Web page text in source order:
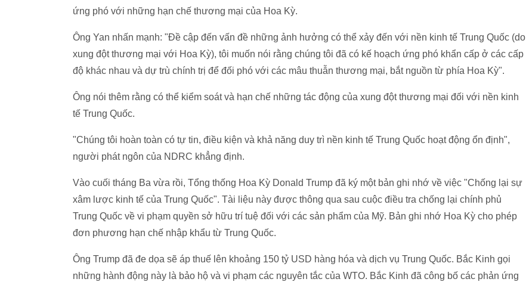
ứng phó với những hạn chế thương mại của Hoa Kỳ.
Ông Yan nhấn mạnh: "Đề cập đến vấn đề những ảnh hưởng có thể xảy đến với nền kinh tế Trung Quốc (do
xung đột thương mại với Hoa Kỳ), tôi muốn nói rằng chúng tôi đã có kế hoạch ứng phó khẩn cấp ở các cấp
độ khác nhau và dự trù chính trị để đối phó với các mâu thuẫn thương mại, bắt nguồn từ phía Hoa Kỳ".
Ông nói thêm rằng có thể kiểm soát và hạn chế những tác động của xung đột thương mại đối với nền kinh
tế Trung Quốc.
"Chúng tôi hoàn toàn có tự tin, điều kiện và khả năng duy trì nền kinh tế Trung Quốc hoạt động ổn định",
người phát ngôn của NDRC khẳng định.
Vào cuối tháng Ba vừa rồi, Tổng thống Hoa Kỳ Donald Trump đã ký một bản ghi nhớ về việc "Chống lại sự
xâm lược kinh tế của Trung Quốc". Tài liệu này được thông qua sau cuộc điều tra chống lại chính phủ
Trung Quốc về vi phạm quyền sở hữu trí tuệ đối với các sản phẩm của Mỹ. Bản ghi nhớ Hoa Kỳ cho phép
đơn phương hạn chế nhập khẩu từ Trung Quốc.
Ông Trump đã đe dọa sẽ áp thuế lên khoảng 150 tỷ USD hàng hóa và dịch vụ Trung Quốc. Bắc Kinh gọi
những hành động này là bảo hộ và vi phạm các nguyên tắc của WTO. Bắc Kinh đã công bố các phản ứng